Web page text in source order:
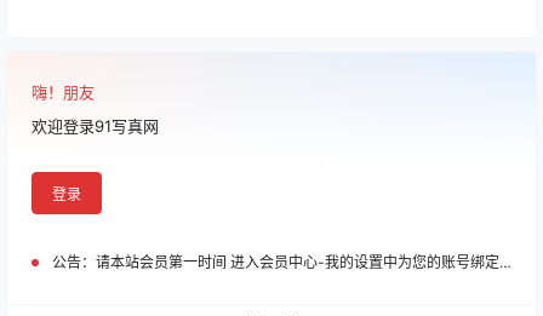
嗨！朋友
欢迎登录91写真网
登录
公告： 请本站会员第一时间 进入会员中心-我的设置中为您的账号绑定邮箱!